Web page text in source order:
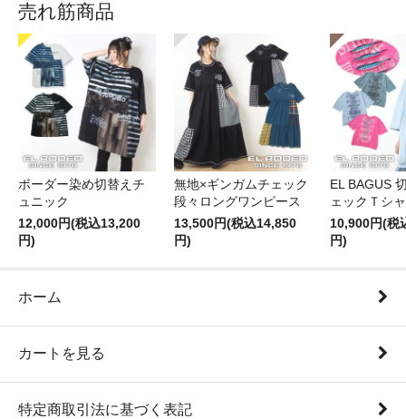
売れ筋商品
ボーダー染め切替えチ
ュニック
12,000円(税込13,200
円)
無地×ギンガムチェック
段々ロングワンピース
13,500円(税込14,850
円)
EL BAGUS
ェックＴシ
10,900円(税
円)
ホーム
カートを見る
特定商取引法に基づく表記